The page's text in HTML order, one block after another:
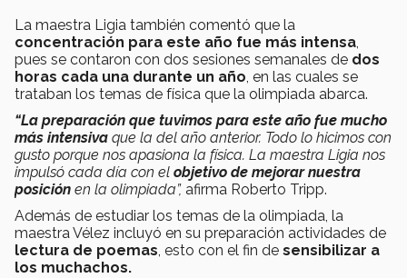
La maestra Ligia también comentó que la
concentración para este año fue más intensa,
pues se contaron con dos sesiones semanales de dos
horas cada una durante un año, en las cuales se
trataban los temas de física que la olimpiada abarca.
“La preparación que tuvimos para este año fue mucho
más intensiva que la del año anterior. Todo lo hicimos con
gusto porque nos apasiona la física. La maestra Ligia nos
impulsó cada día con el objetivo de mejorar nuestra
posición en la olimpiada”, afirma Roberto Tripp.
Además de estudiar los temas de la olimpiada, la
maestra Vélez incluyó en su preparación actividades de
lectura de poemas, esto con el fin de sensibilizar a
los muchachos.